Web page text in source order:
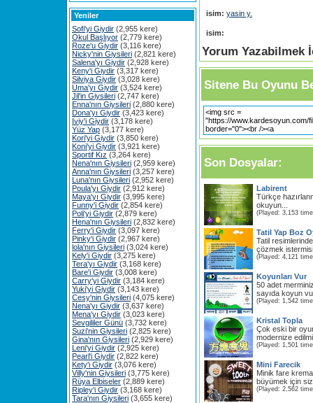
Yeniler
Sofi'yi Giydir (2,955 kere)
Okul Başlıyor (2,779 kere)
Roze'u Giydir (3,116 kere)
Nicky'nin Giysileri (2,821 kere)
Salena'yı Giydir (2,928 kere)
Keny'i Giydir (3,317 kere)
Silviya Giydir (3,028 kere)
Uma'yı Giydir (3,524 kere)
Jil'in Giysileri (2,747 kere)
Enna'nın Giysileri (2,880 kere)
Dona'yı Giydir (3,423 kere)
Iviy'i Giydir (3,178 kere)
Yüz Yap (3,177 kere)
Kori'yi Giydir (3,850 kere)
Koni'yi Giydir (3,921 kere)
Sportif Kız (3,264 kere)
Nena'nın Giysileri (2,959 kere)
Anna'nın Giysileri (3,257 kere)
Luna'nın Giysileri (2,952 kere)
Poula'yı Giydir (2,912 kere)
Maya'yı Giydir (3,995 kere)
Funny'i Giydir (2,854 kere)
Poli'yi Giydir (2,879 kere)
Hena'nın Giysileri (2,832 kere)
Ferry'i Giydir (3,097 kere)
Pinky'i Giydir (2,967 kere)
lola'nın Giysileri (3,024 kere)
Kely'i Giydir (3,275 kere)
Tera'yı Giydir (3,168 kere)
Bare'i Giydir (3,008 kere)
Carry'yi Giydir (3,184 kere)
Yuki'yi Giydir (3,143 kere)
Cesy'nin Giysileri (4,075 kere)
Nena'yı Giydir (3,637 kere)
Mena'yı Giydir (3,023 kere)
Sevgililer Günü (3,732 kere)
Suzi'nin Giysileri (2,825 kere)
Gina'nın Giysileri (2,929 kere)
Leni'yi Giydir (2,925 kere)
Pearl'i Giydir (2,822 kere)
Kety'i Giydir (3,076 kere)
Villy'nin Giysileri (3,775 kere)
Rüya Elbiseler (2,889 kere)
Ripley'i Giydir (3,168 kere)
Tara'nın Giysileri (3,655 kere)
isim: yasin y.
isim:
Yorum Yazabilmek
Sitene Bu Oyunu
Son Dosyalar:
Labirent
Türkçe
okuyun...
(Played: 3,153
Tatil Yap Boz
Tatil
çözmek
(Played: 4,121
Koyunları Vur
50 adet
sayıda koyun
(Played: 1,542
Kristal Topla
Çok eski bir
modernize
(Played: 1,501
Mini Farecik
Minik fare
büyümek için
(Played: 2,562